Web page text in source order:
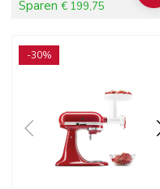
Sparen € 199,75
-30%